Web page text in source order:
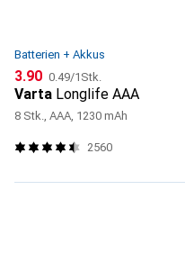
Batterien + Akkus
CHF
3.90 CHF
0.49/1Stk.
Varta Longlife AAA
8 Stk., AAA, 1230 mAh
2560